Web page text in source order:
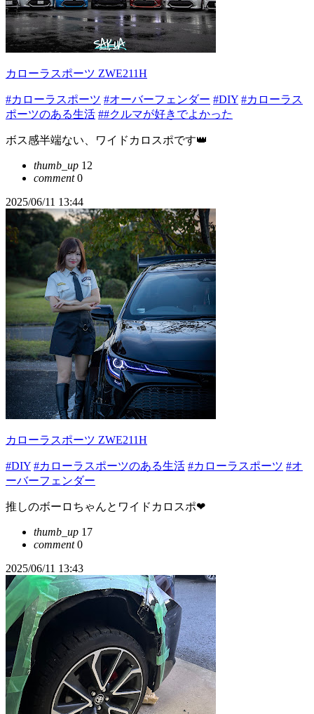
カローラスポーツ ZWE211H
#カローラスポーツ #オーバーフェンダー #DIY #カローラス
ポーツのある生活 ##クルマが好きでよかった
ボス感半端ない、ワイドカロスポです👑
thumb_up 12
comment0
2025/06/11 13:44
カローラスポーツ ZWE211H
#DIY #カローラスポーツのある生活 #カローラスポーツ #オ
ーバーフェンダー
推しのボーロちゃんとワイドカロスポ❤︎
thumb_up 17
comment0
2025/06/11 13:43